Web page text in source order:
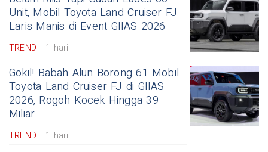
Unit, Mobil Toyota Land Cruiser FJ
Laris Manis di Event GIIAS 2026
TREND 1 hari
Gokil! Babah Alun Borong 61 Mobil
Toyota Land Cruiser FJ di GIIAS
2026, Rogoh Kocek Hingga 39
Miliar
TREND 1 hari